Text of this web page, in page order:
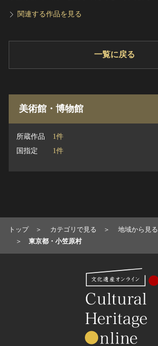
関連する作品を見る
一覧に戻る
美術館・博物館
所蔵作品
1件
国指定
1件
トップ カテゴリで見る
地域から見る
東京都・小笠原村